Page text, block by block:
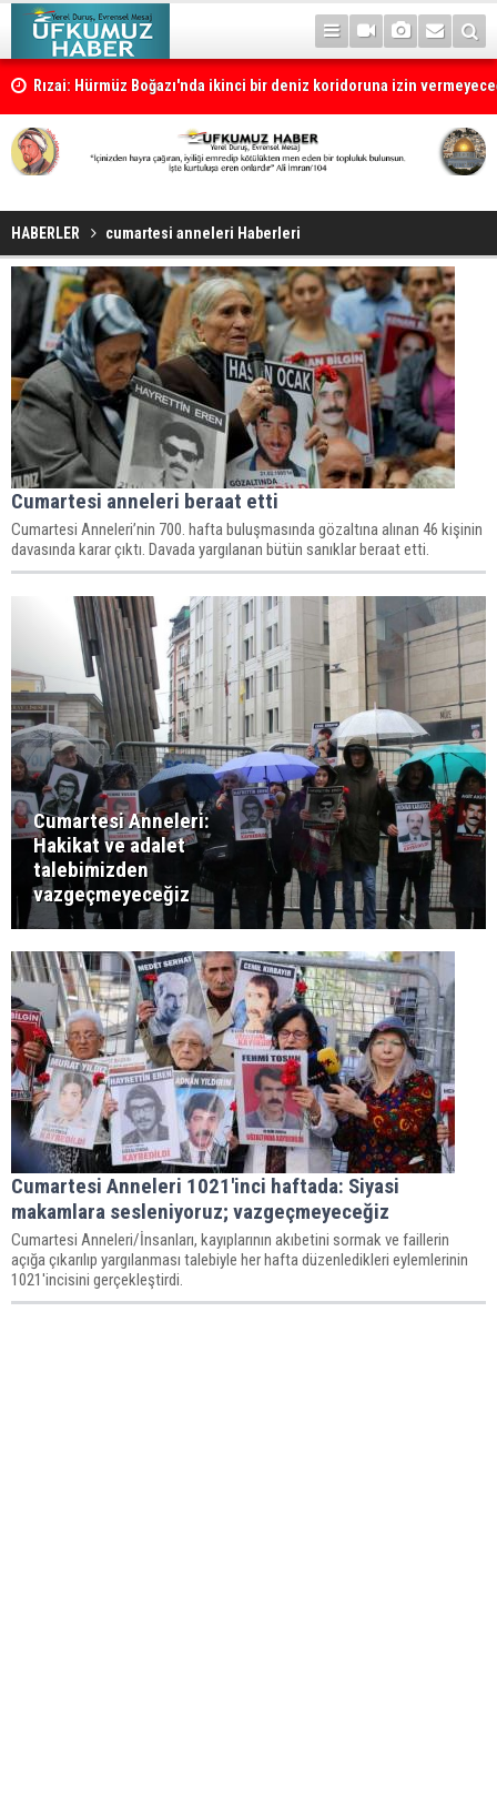
Rızai: Hürmüz Boğazı'nda ikinci bir deniz koridoruna izin
HABERLER cumartesi anneleri Haberleri
Cumartesi anneleri beraat etti
Cumartesi Anneleri’nin 700. hafta buluşmasında gözaltına alınan 46 kişinin
davasında karar çıktı. Davada yargılanan bütün sanıklar beraat etti.
Cumartesi Anneleri:
Hakikat ve adalet
talebimizden
vazgeçmeyeceğiz
Cumartesi Anneleri 1021'inci haftada: Siyasi
makamlara sesleniyoruz; vazgeçmeyeceğiz
Cumartesi Anneleri/İnsanları, kayıplarının akıbetini sormak ve faillerin
açığa çıkarılıp yargılanması talebiyle her hafta düzenledikleri eylemlerinin
1021'incisini gerçekleştirdi.